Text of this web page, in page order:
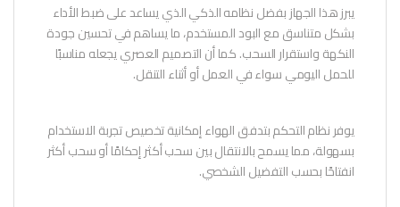
يبرز هذا الجهاز بفضل نظامه الذكي الذي يساعد على ضبط الأداء
بشكل متناسق مع البود المستخدم، ما يساهم في تحسين جودة
النكهة واستقرار السحب. كما أن التصميم العصري يجعله مناسبًا
للحمل اليومي سواء في العمل أو أثناء التنقل.
يوفر نظام التحكم بتدفق الهواء إمكانية تخصيص تجربة الاستخدام
بسهولة، مما يسمح بالانتقال بين سحب أكثر إحكامًا أو سحب أكثر
انفتاحًا بحسب التفضيل الشخصي.